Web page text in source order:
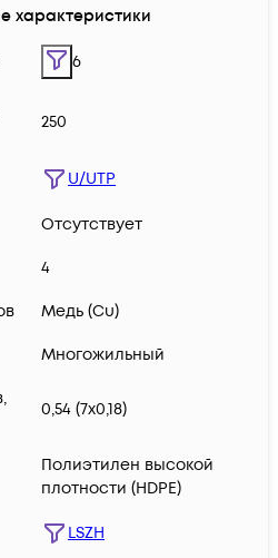
характеристики
6
250
U/UTP
Отсутствует
4
Медь (Сu)
Многожильный
0,54 (7х0,18)
Полиэтилен высокой
плотности (HDPE)
LSZH